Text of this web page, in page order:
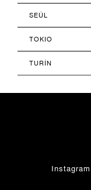
SEÚL
TOKIO
TURÍN
Instagram